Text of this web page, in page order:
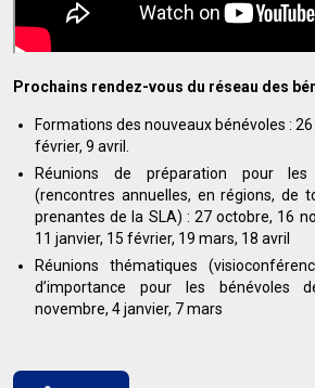
Prochains rendez-vous du réseau des
Formations des nouveaux bénévoles :
février, 9 avril.
Réunions de préparation pour
(rencontres annuelles, en régions, de
prenantes de la SLA) : 27 octobre, 16
11 janvier, 15 février, 19 mars, 18 avril
Réunions thématiques
d’importance pour les bénévoles
novembre, 4 janvier, 7 mars